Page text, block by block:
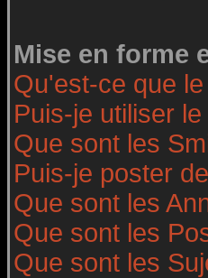
Mise en forme
Qu'est-ce que
Puis-je utiliser
Que sont les
Puis-je poster
Que sont les
Que sont les
Que sont les